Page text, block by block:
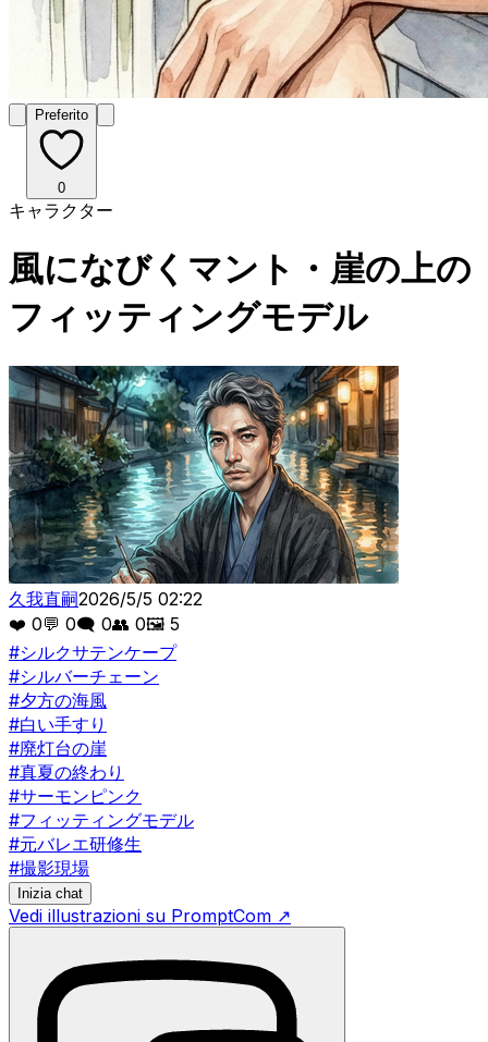
Preferito
0
キャラクター
風になびくマント・崖の上の
フィッティングモデル
久我直嗣2026/5/5 02:22
❤️ 0💬 0🗨️ 0👥 0🖼️ 5
#シルクサテンケープ
#シルバーチェーン
#夕方の海風
#白い手すり
#廃灯台の崖
#真夏の終わり
#サーモンピンク
#フィッティングモデル
#元バレエ研修生
#撮影現場
Inizia chat
Vedi illustrazioni su PromptCom ↗